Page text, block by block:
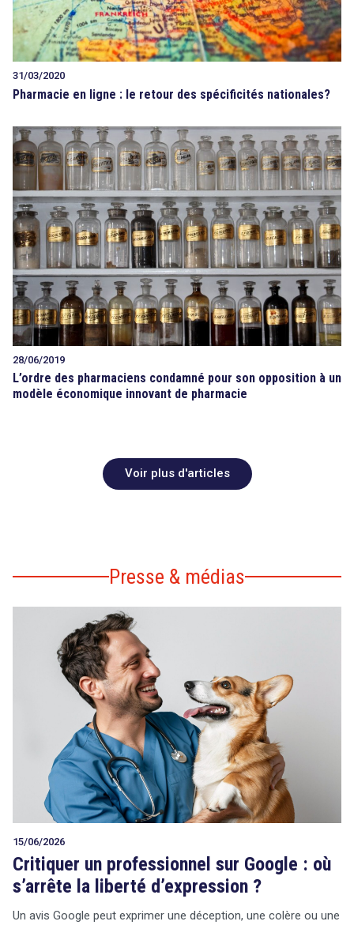
31/03/2020
Pharmacie en ligne : le retour des spécificités nationales?
28/06/2019
L’ordre des pharmaciens condamné pour son opposition à un
modèle économique innovant de pharmacie
Voir plus d'articles
Presse & médias
15/06/2026
Critiquer un professionnel sur Google : où
s’arrête la liberté d’expression ?
Un avis Google peut exprimer une déception, une colère ou une